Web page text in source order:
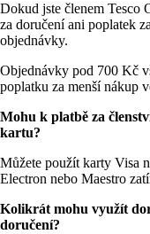
Dokud jste členem Tesco
za doručení ani poplatek
objednávky.
Objednávky pod 700 Kč
poplatku za menší nákup
Mohu k platbě za
kartu?
Můžete použít karty Visa
Electron nebo Maestro
Kolikrát mohu využít
doručení?